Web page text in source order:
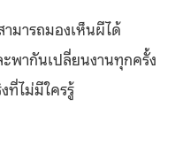
มารถมองเห็นผีได้
พากันเปลี่ยนงานทุกครั้ง
ที่ไม่มีใครรู้